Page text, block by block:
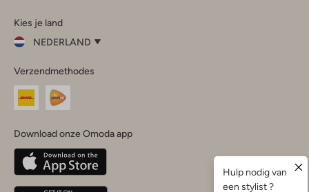
InstagramFacebook
Kies je land
NEDERLAND
je
land
Nederland
Belgique(Français)
Deutschland
Verzendmethodes
Download onze Omoda app